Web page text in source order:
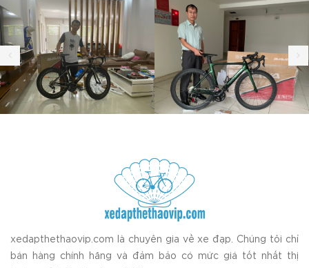
xedapthethaovip.com là chuyên gia về xe đạp. Chúng tôi chỉ
bán hàng chính hãng và đảm bảo có mức giá tốt nhất thị